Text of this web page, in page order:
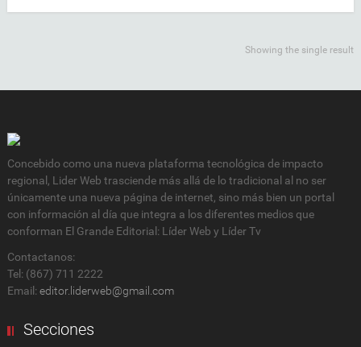
Showing the single result
Concebido como una nueva plataforma tecnológica de impacto
regional, Lider Web trasciende más allá de lo tradicional al no ser
únicamente una nueva página de internet, sino más bien un portal
con información al día que integra a los diferentes medios que
conforman El Grande Editorial: Líder Web y Líder Tv
Contactanos:
Tel: (867) 711 2222
Email: editor.liderweb@gmail.com
Secciones